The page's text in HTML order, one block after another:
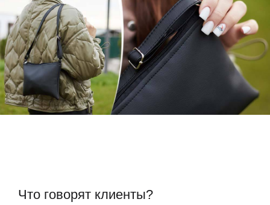
Что говорят клиенты?